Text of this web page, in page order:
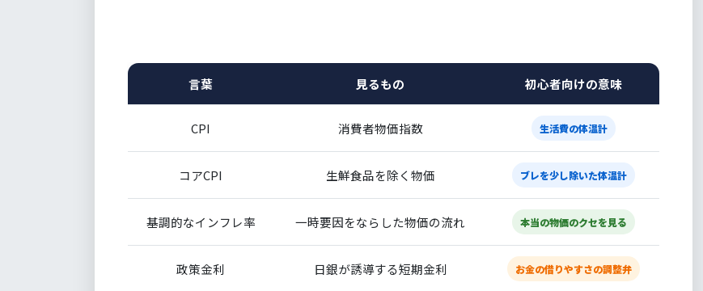
言葉 見るもの 初心者向けの意味
CPI 消費者物価指数 生活費の体温計
コアCPI 生鮮食品を除く物価 ブレを少し除いた体温計
基調的なインフレ率 一時要因をならした物価の流れ 本当の物価のクセを見る
政策金利 日銀が誘導する短期金利 お金の借りやすさの調整弁